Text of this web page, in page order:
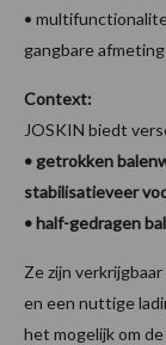
•
gangbare
Context:
JOSKIN biedt
• getrokken
stabilisatieveer
• half-gedragen
Ze zijn
en een nuttige
het mogelijk om